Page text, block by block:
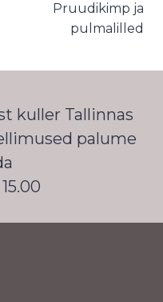
Pruudikimp ja
pulmalilled
kuller Tallinnas
palume